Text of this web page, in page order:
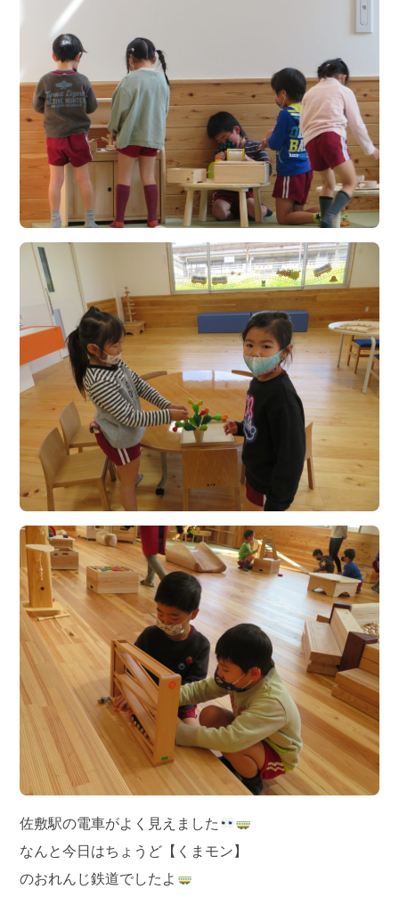
佐敷駅の電車がよく見えました
なんと今日はちょうど【くまモン】
のおれんじ鉄道でしたよ